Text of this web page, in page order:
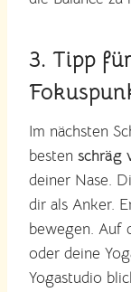
3. Tipp
Im nächsten
besten schräg
deiner Nase.
dir als Anker.
bewegen. Auf
oder deine
Yogastudio